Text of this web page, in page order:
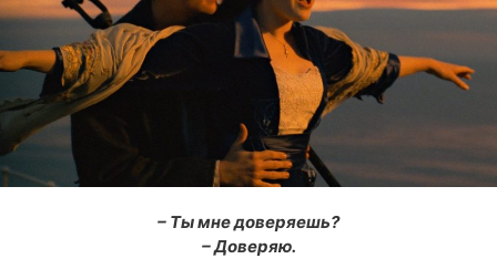
– Ты мне доверяешь?
– Доверяю.